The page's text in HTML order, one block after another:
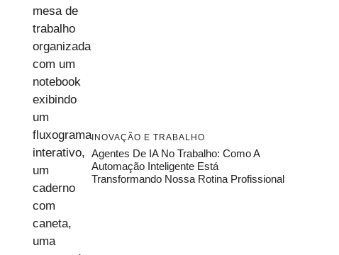
INOVAÇÃO E TRABALHO
Agentes De IA No Trabalho: Como A
Automação Inteligente Está
Transformando Nossa Rotina Profissional